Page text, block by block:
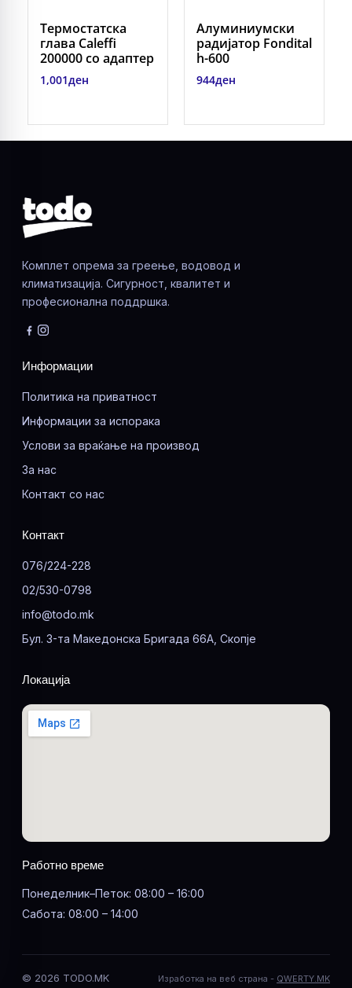
Термостатска
глава Caleffi
200000 со адаптер
1,001ден
Алуминиумски
радиjатор Fondital
h-600
944ден
Комплет опрема за греење, водовод и
климатизација. Сигурност, квалитет и
професионална поддршка.
Информации
Политика на приватност
Информации за испорака
Услови за враќање на производ
За нас
Контакт со нас
Контакт
076/224-228
02/530-0798
info@todo.mk
Бул. 3-та Македонска Бригада 66А, Скопје
Локација
Работно време
Понеделник–Петок: 08:00 – 16:00
Сабота: 08:00 – 14:00
© 2026 TODO.MK Изработка на веб страна - QWERTY.MK